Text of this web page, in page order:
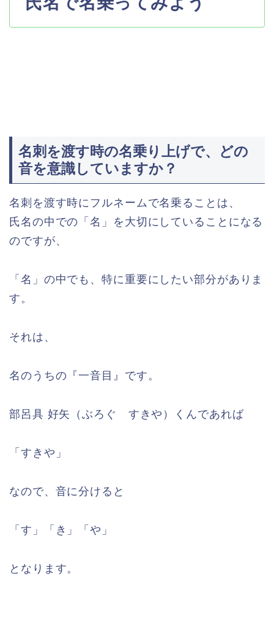
名刺を渡す時の名乗り上げで、どの
音を意識していますか？
名刺を渡す時にフルネームで名乗ることは、
氏名の中での「名」を大切にしていることになる
のですが、
「名」の中でも、特に重要にしたい部分がありま
す。
それは、
名のうちの『一音目』です。
部呂具 好矢（ぶろぐ すきや）くんであれば
「すきや」
なので、音に分けると
「す」「き」「や」
となります。